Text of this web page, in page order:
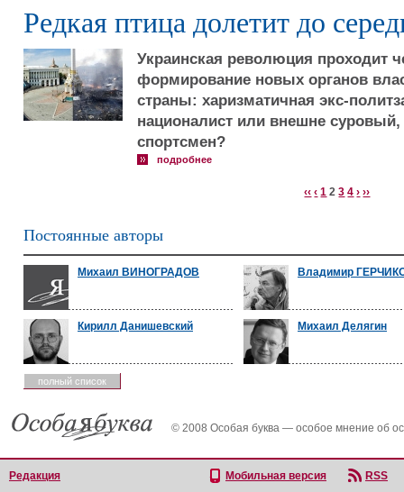
Редкая птица долетит до
Украинская революция проходит
формирование новых органов
страны: харизматичная экс-
националист или внешне суровый,
спортсмен?
подробнее
‹‹ ‹ 1 2 3 4 › ››
Постоянные авторы
Михаил ВИНОГРАДОВ Владимир
Кирилл Данишевский Михаил Делягин
полный список
© 2008 Особая буква — особое мнение об
Редакция Мобильная версия
RSS